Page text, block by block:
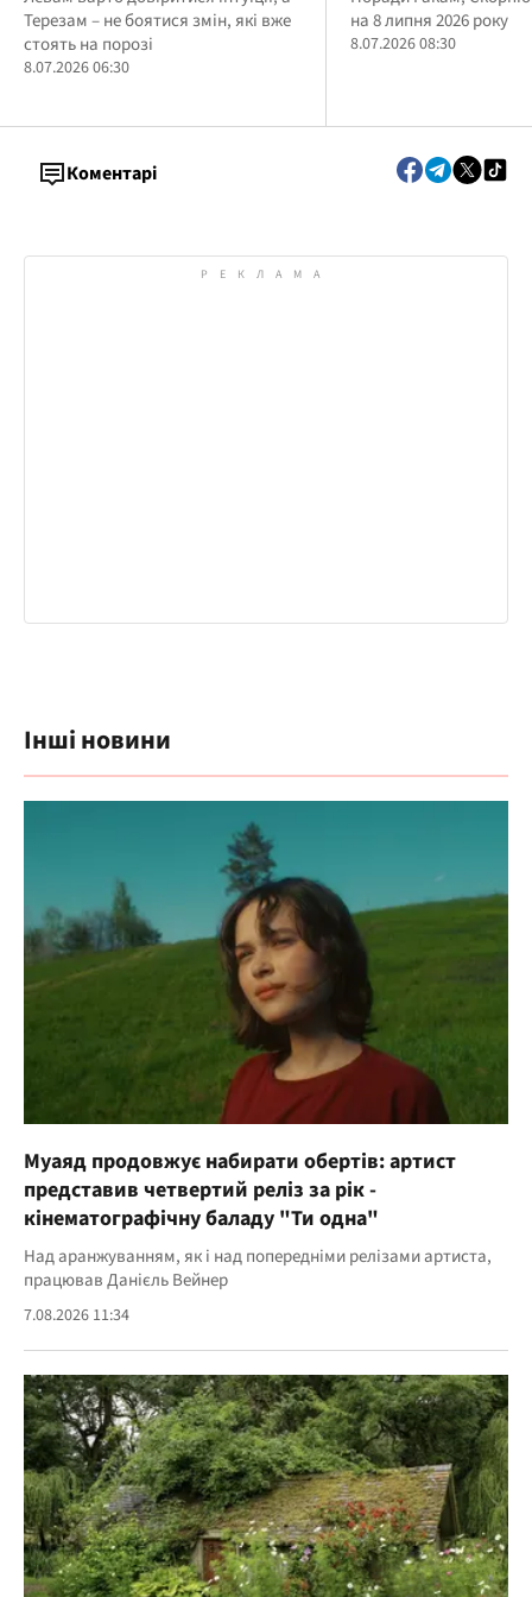
Терезам – не боятися змін, які вже
стоять на порозі
8.07.2026 06:30
на 8 липня 2026 року
8.07.2026 08:30
Коментарі
Інші новини
Муаяд продовжує набирати обертів: артист
представив четвертий реліз за рік -
кінематографічну баладу "Ти одна"
Над аранжуванням, як і над попередніми релізами артиста,
працював Данієль Вейнер
7.08.2026 11:34